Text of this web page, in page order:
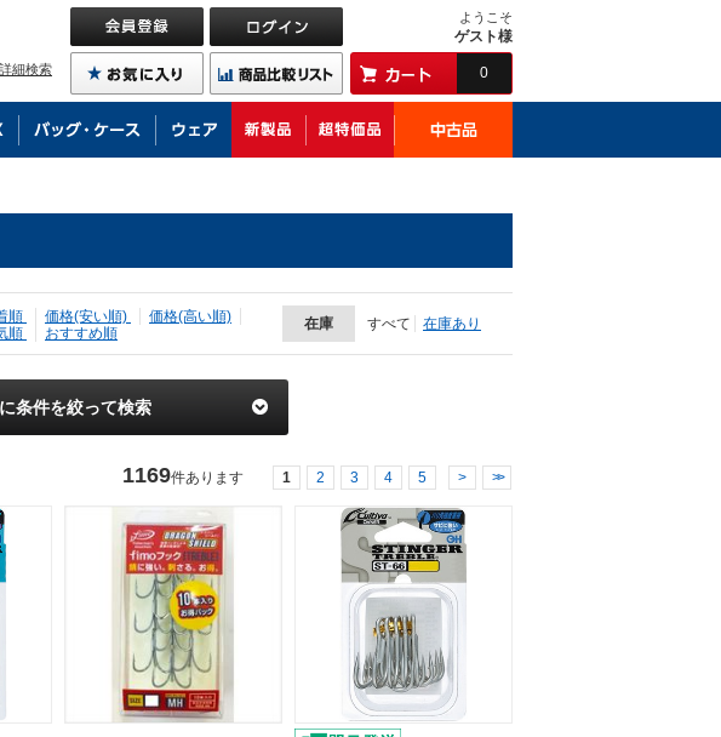
詳細検索
ようこそ
ゲスト様
0
順 価格(安い順)
価格(高い順)
順
おすすめ順
在庫 すべて 在庫あり
条件を絞って検索
1169件あります 1 2 3 4 5 > >>